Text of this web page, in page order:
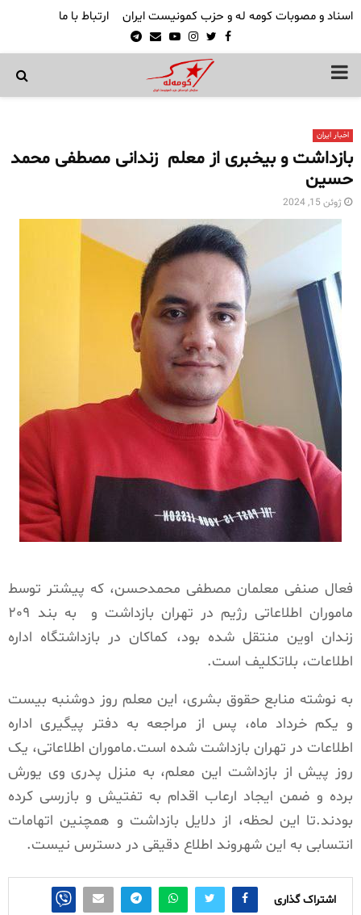
اسناد و مصوبات کومه له و حزب کمونیست ایران ارتباط با ما
Facebook
Twitter
Instagram
Youtube
Email
Telegram
PRIMARY
اخبار ایران
بازداشت و بیخبری از معلم زندانی مصطفی محمد
حسین
ژوئن 15, 2024
فعال صنفی معلمان مصطفی محمدحسن، که پیشتر توسط
ماموران اطلاعاتی رژیم در تهران بازداشت و
به بند ٢٠٩
زندان اوین منتقل شده بود، کماکان در بازداشتگاه اداره
اطلاعات، بلاتکلیف است.
به نوشته منابع حقوق بشری، این معلم روز دوشنبه بیست
و یکم خرداد ماه، پس از مراجعه به دفتر پیگیری اداره
اطلاعات در تهران بازداشت شده است.ماموران اطلاعاتی، یک
روز پیش از بازداشت این معلم، به منزل پدری وی یورش
برده و ضمن ایجاد ارعاب اقدام به تفتیش و بازرسی کرده
بودند.تا این لحظه، از دلایل بازداشت و همچنین اتهامات
انتسابی به این شهروند اطلاع دقیقی در دسترس نیست.
اشتراک گذاری